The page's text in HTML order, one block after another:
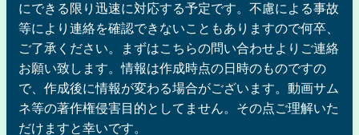
にできる限り迅速に対応する予定です。不慮による事故
等により連絡を確認できないこともありますので何卒、
ご了承ください。まずはこちらの問い合わせよりご連絡
お願い致します。情報は作成時点の日時のものですの
で、作成後に情報が変わる場合がございます。動画サム
ネ等の著作権侵害目的としてません。その点ご理解いた
だけますと幸いです。